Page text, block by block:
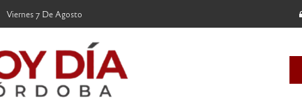
Viernes 7 De Agosto